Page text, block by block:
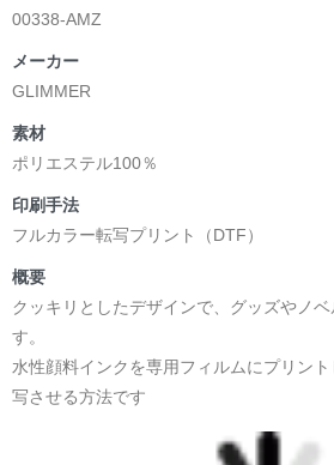
00338-AMZ
メーカー
GLIMMER
素材
ポリエステル100％
印刷手法
フルカラー転写プリント（DTF）
概要
クッキリとしたデザインで、グッズやノ
す。
水性顔料インクを専用フィルムにプリン
写させる方法です